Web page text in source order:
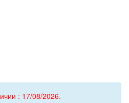
: 17/08/2026.